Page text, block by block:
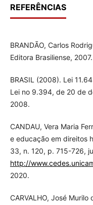
REFERÊNCIAS
BRANDÃO, Carlos
Editora Brasiliense,
BRASIL (2008). Lei
Lei no 9.394, de 20 de
2008.
CANDAU, Vera Maria
e educação em direitos
33, n. 120, p. 715-726,
http://
2020.
CARVALHO, José